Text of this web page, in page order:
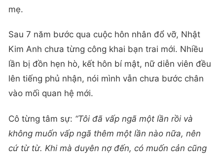
mẹ.
Sau 7 năm bước qua cuộc hôn nhân đổ vỡ, Nhật
Kim Anh chưa từng công khai bạn trai mới. Nhiều
lần bị đồn hẹn hò, kết hôn bí mật, nữ diễn viên đều
lên tiếng phủ nhận, nói mình vẫn chưa bước chân
vào mối quan hệ mới.
Cô từng tâm sự: “Tôi đã vấp ngã một lần rồi và
không muốn vấp ngã thêm một lần nào nữa, nên
cứ từ từ. Khi mà duyên nợ đến, có muốn cản cũng